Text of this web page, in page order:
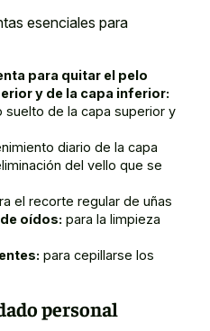
esenciales para
para quitar el pelo
y de la capa inferior:
suelto de la capa superior y
diario de la capa
del vello que se
el recorte regular de uñas
oídos: para la limpieza
para cepillarse los
personal